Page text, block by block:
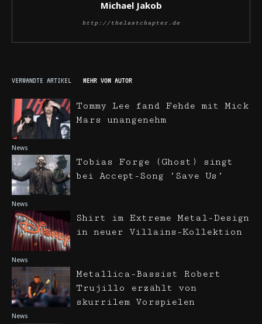
Michael Jakob
http://thelastchapter.de
VERWANDTE ARTIKEL MEHR VOM AUTOR
News
Tommy Lee fand Fehde mit Mick
Mars unangenehm
News
Tobias Forge (Ghost) singt
bei Accept-Song ‘Save Us’
News
Shirt im Extreme Metal-Design
in neuer Villains-Kollektion
News
Metallica-Bassist Robert
Trujillo erzählt von
skurrilem Vorspielen